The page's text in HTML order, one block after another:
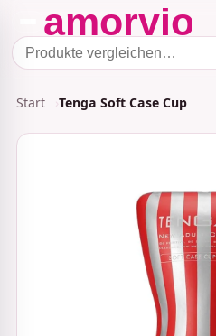
Start Tenga Soft Case Cup